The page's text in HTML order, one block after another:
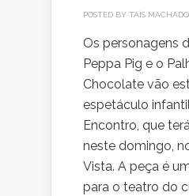
POSTED BY TAÍS MACHADO
Os personagens
Peppa Pig e o
Chocolate vão
espetáculo
Encontro, que
neste domingo,
Vista. A peça é
para o teatro do